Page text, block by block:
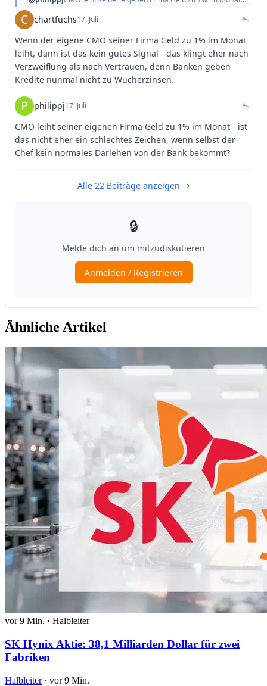
Ähnliche Artikel
vor 9 Min. · Halbleiter
SK Hynix Aktie: 38,1 Milliarden Dollar für zwei
Fabriken
Halbleiter · vor 9 Min.